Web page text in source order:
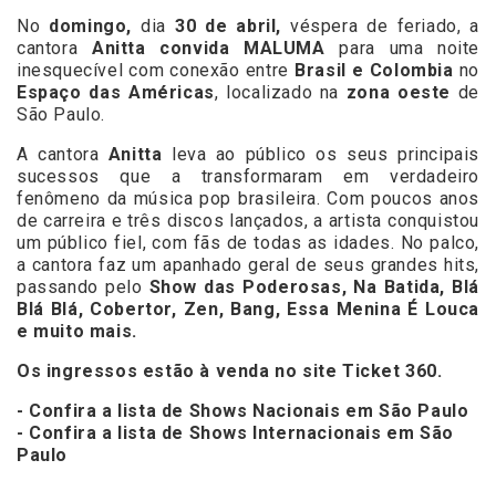
No domingo, dia 30 de abril, véspera de feriado, a
cantora Anitta convida MALUMApara uma noite
inesquecível com conexão entre Brasil e Colombia no
Espaço das Américas, localizado na zona oeste de
São Paulo.
A cantora Anitta leva ao público os seus principais
sucessos que a transformaram em verdadeiro
fenômeno da música pop brasileira. Com poucos anos
de carreira e três discos lançados, a artista conquistou
um público fiel, com fãs de todas as idades. No palco,
a cantora faz um apanhado geral de seus grandes hits,
passando pelo Show das Poderosas, Na Batida, Blá
Blá Blá, Cobertor, Zen, Bang, Essa Menina É Louca
e muito mais.
Os ingressos estão à venda no site Ticket 360.
- Confira a lista de Shows Nacionais em São Paulo
- Confira a lista de Shows Internacionais em São
Paulo